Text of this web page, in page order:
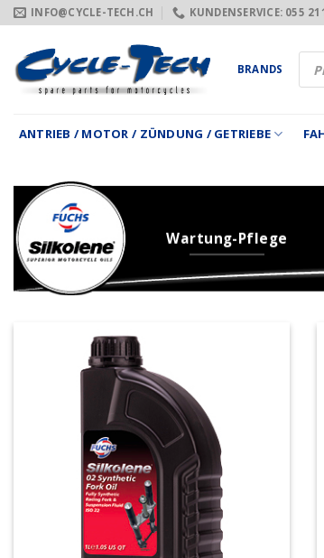
Zum
Inhalt
springen
INFO@CYCLE-TECH.CH KUNDENSERVICE: 055
BRANDS
ANTRIEB / MOTOR / ZÜNDUNG / GETRIEBE
Wartung-Pflege